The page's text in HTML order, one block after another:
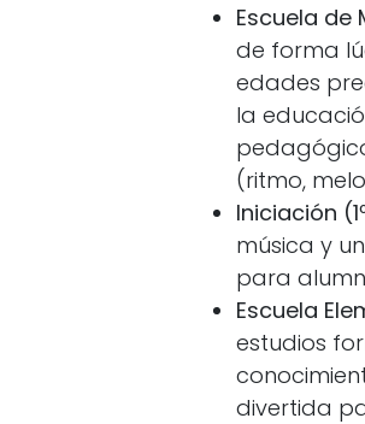
Escuela de
de forma
edades
la
(ritmo,
Iniciación
música y
para
Escuela
estudios
divertida